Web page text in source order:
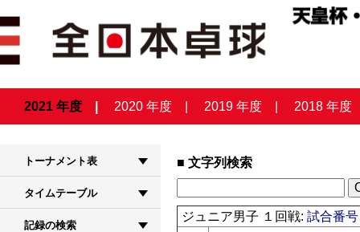
2021 年度 2020 年度 2019 年度 2018 年度
トーナメント表
タイムテーブル
記録の検索
文字列検索
ジュニア男子 １回戦:試合番